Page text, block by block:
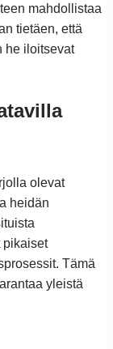
mahdollistaa
tietäen, että
he iloitsevat
olevat
heidän
pikaiset
Tämä
yleistä